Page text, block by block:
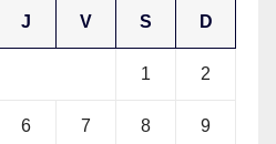
J V S D
1 2
6 7 8 9